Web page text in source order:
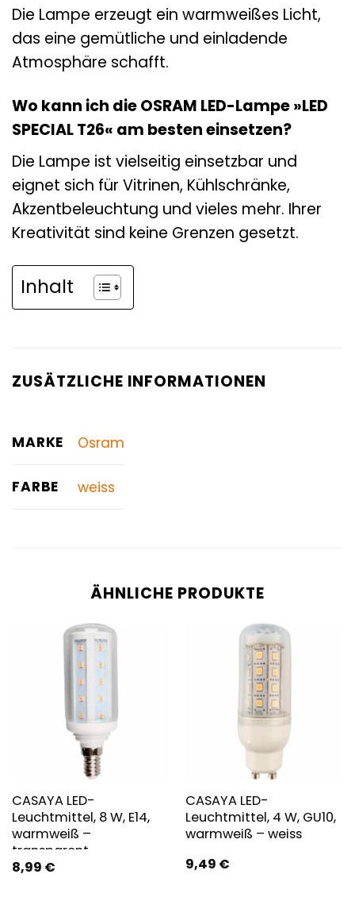
Die Lampe erzeugt ein warmweißes Licht,
das eine gemütliche und einladende
Atmosphäre schafft.
Wo kann ich die OSRAM LED-Lampe »LED
SPECIAL T26« am besten einsetzen?
Die Lampe ist vielseitig einsetzbar und
eignet sich für Vitrinen, Kühlschränke,
Akzentbeleuchtung und vieles mehr. Ihrer
Kreativität sind keine Grenzen gesetzt.
Inhalt
ZUSÄTZLICHE INFORMATIONEN
MARKE Osram
FARBE weiss
ÄHNLICHE PRODUKTE
CASAYA LED-
Leuchtmittel, 8 W, E14,
warmweiß –
transparent
8,99 €
CASAYA LED-
Leuchtmittel, 4 W, GU10,
warmweiß – weiss
9,49 €